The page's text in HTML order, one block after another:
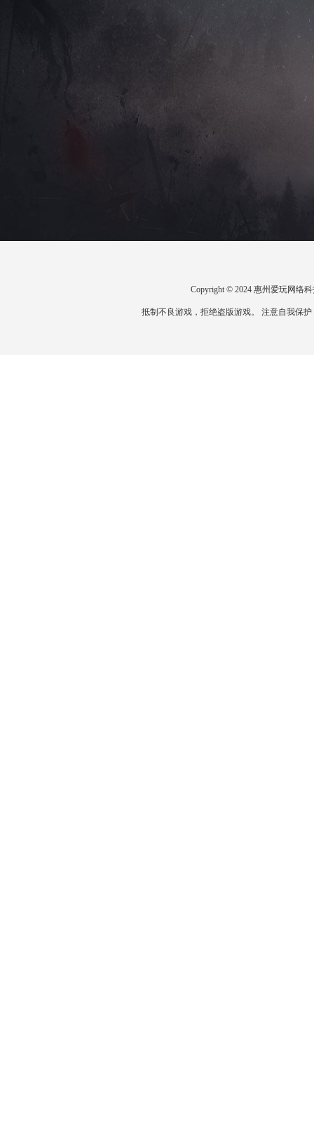
Copyright © 2024 惠州爱玩网络
抵制不良游戏，拒绝盗版游戏。 注意自我保